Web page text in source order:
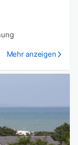
Mehr anzeigen